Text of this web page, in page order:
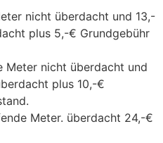
nicht überdacht und 13,-
plus 5,-€ Grundgebühr
Meter nicht überdacht und
plus 10,-€
Meter. überdacht 24,-€